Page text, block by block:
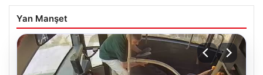
Yan Manşet